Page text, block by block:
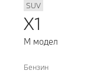
SUV
X1
М модел
Бензин